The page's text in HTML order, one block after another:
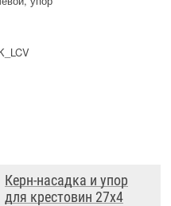
Керн-насадка и упор
для крестовин 27x4